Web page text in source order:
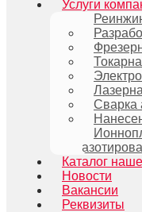
Услуги
Сварка
Каталог
Новости
Вакансии
Реквизиты